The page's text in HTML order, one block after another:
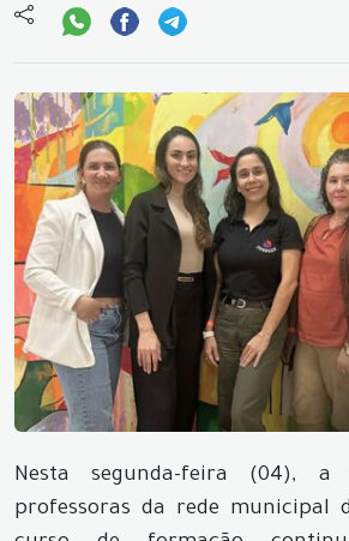
Nesta segunda-feira (04), a
professoras da rede municipal